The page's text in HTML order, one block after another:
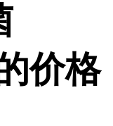
价格